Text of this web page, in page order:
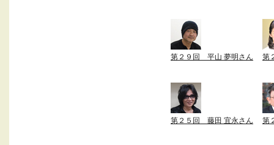
第２９回 平山 夢明さん 第
第２５回 藤田 宜永さん 第